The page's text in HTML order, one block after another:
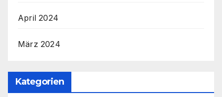
April 2024
März 2024
Kategorien